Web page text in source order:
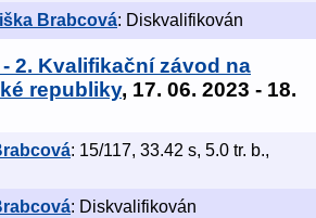
Brabcová: Diskvalifikován
2. Kvalifikační závod na
republiky, 17. 06. 2023 - 18.
: 15/117, 33.42 s, 5.0 tr. b.,
: Diskvalifikován